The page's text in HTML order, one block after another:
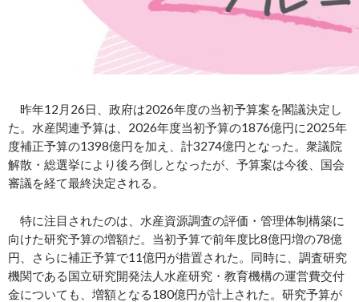
昨年12月26日、政府は2026年度の当初予算案を閣議決定し
た。水産関連予算は、2026年度当初予算の1876億円に2025年
度補正予算の1398億円を加え、計3274億円となった。衆議院
解散・総選挙により後ろ倒しとなったが、予算案は今後、国会
審議を経て最終決定される。
特に注目されたのは、水産資源調査の評価・管理体制構築に
向けた研究予算の増額だ。当初予算で前年度比8億円増の78億
円、さらに補正予算で11億円が措置された。同時に、調査研究
機関である国立研究開発法人水産研究・教育機構の運営費交付
金についても、増額となる180億円が計上された。研究予算が